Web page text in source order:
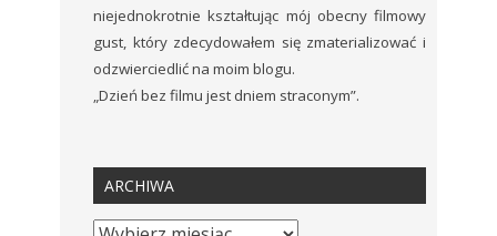
niejednokrotnie kształtując mój obecny filmowy
gust, który zdecydowałem się zmaterializować i
odzwierciedlić na moim blogu.
„Dzień bez filmu jest dniem straconym”.
ARCHIWA